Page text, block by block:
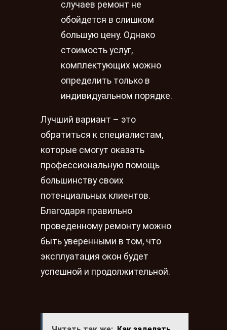
случаев ремонт не
обойдется в слишком
большую цену. Однако
стоимость услуг,
комплектующих можно
определить только в
индивидуальном порядке.
Лучший вариант – это
обратиться к специалистам,
которые смогут оказать
профессиональную помощь
большинству своих
потенциальных клиентов.
Благодаря правильно
проведенному ремонту можно
быть уверенными в том, что
эксплуатация окон будет
успешной и продолжительной.